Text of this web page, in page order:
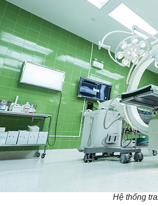
Hệ thống